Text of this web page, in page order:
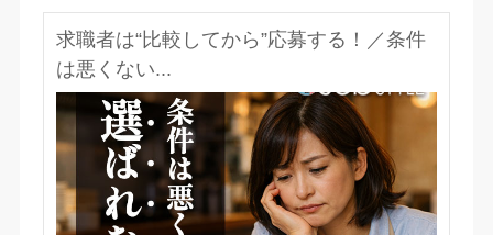
求職者は“比較してから”応募する！／条件
は悪くない...